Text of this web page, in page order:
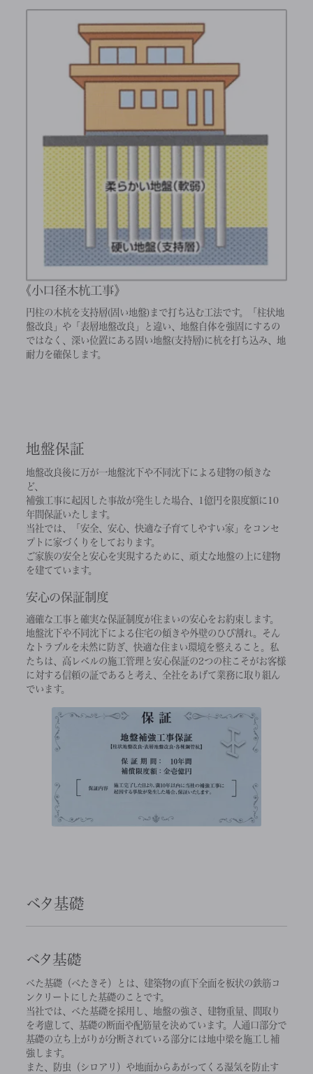
小口径木杭工事
円柱の木杭を支持層(固い地盤)まで打ち込む工法です。「柱状地
盤改良」や「表層地盤改良」と違い、地盤自体を強固にするの
ではなく、深い位置にある固い地盤(支持層)に杭を打ち込み、地
耐力を確保します。
地盤保証
地盤改良後に万が一地盤沈下や不同沈下による建物の傾きな
ど、
補強工事に起因した事故が発生した場合、1億円を限度額に10
年間保証いたします。
当社では、「安全、安心、快適な子育てしやすい家」をコンセ
プトに家づくりをしております。
ご家族の安全と安心を実現するために、頑丈な地盤の上に建物
を建てています。
安心の保証制度
適確な工事と確実な保証制度が住まいの安心をお約束します。
地盤沈下や不同沈下による住宅の傾きや外壁のひび割れ。そん
なトラブルを未然に防ぎ、快適な住まい環境を整えること。私
たちは、高レベルの施工管理と安心保証の2つの柱こそがお客様
に対する信頼の証であると考え、全社をあげて業務に取り組ん
でいます。
ベタ基礎
ベタ基礎
べた基礎（べたきそ）とは、建築物の直下全面を板状の鉄筋コ
ンクリートにした基礎のことです。
当社では、べた基礎を採用し、地盤の強さ、建物重量、間取り
を考慮して、基礎の断面や配筋量を決めています。人通口部分で
基礎の立ち上がりが分断されている部分には地中梁を施工し補
強します。
また、防虫（シロアリ）や地面からあがってくる湿気を防止す